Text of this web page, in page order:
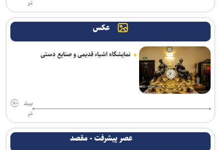
با وجود ساز‌های مخالف، قلعه نویی سرمربی ایران در جام ملت‌ها است/
برگزاری اولین جلسه نکونام و مدیرعامل تراکتور
تقوی: دفاع از حقوق والیبال ایران در آسیا منطقی است
سرمربی پیشین تیم ملی سرمربی نفت و گاز در لیگ برتر شد؛ خوبیاری:
قیمت ملی‌پوشان به ۵ میلیارد رسیده است
تر
عکس
نمایشگاه اشیاء قدیمی و صنایع دستی
بیش
تر
عصر پیشرفت - مقصد